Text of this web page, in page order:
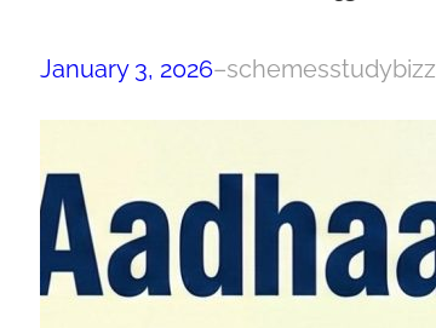
January 3, 2026–schemesstudybizz